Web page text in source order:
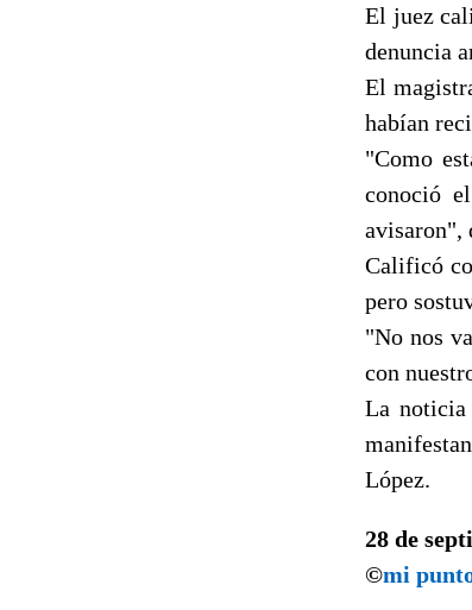
El juez
denuncia
El
habían
"Como
conoció
avisaron",
Calificó
pero
"No nos
con
La noticia
López.
28 de
©mi